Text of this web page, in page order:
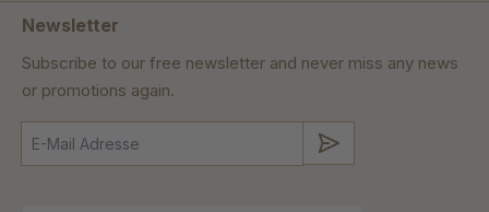
Newsletter
Subscribe to our free newsletter and never miss any news
or promotions again.